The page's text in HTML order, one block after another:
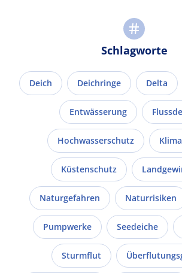
Schlagworte
Deich Deichringe Delta
Entwässerung
Hochwasserschutz
Küstenschutz
Naturgefahren Naturrisiken
Pumpwerke Seedeiche
Sturmflut